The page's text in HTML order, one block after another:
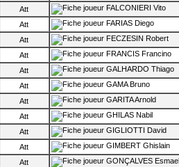
Att
FALCONIERI Vito
Att
FARIAS Diego
Att
FECZESIN Robert
Att
FRANCIS Francino
Att
GALHARDO Thiago
Att
GAMA Bruno
Att
GARITA Arnold
Att
GHILAS Nabil
Att
GIGLIOTTI David
Att
GIMBERT Ghislain
Att
GONÇALVES Esmael